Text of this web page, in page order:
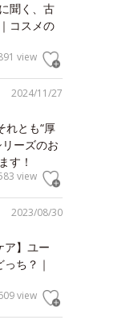
聞く、古
コスメの
view
2024/11/27
れとも“厚
ーズのお
す！
view
2023/08/30
ア】ユー
ち？｜
view